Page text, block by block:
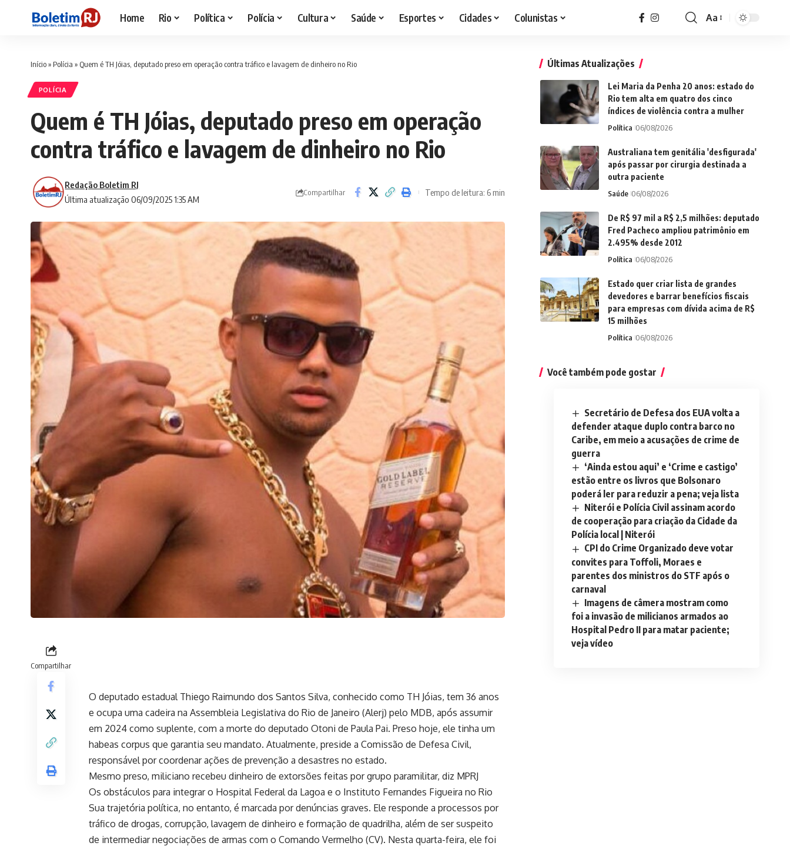
Home Rio Política Polícia Cultura Saúde Esportes Cidades Colunistas
Font
Aa
Início» Polícia » Quem é TH Jóias, deputado preso em operação contra tráfico e lavagem de dinheiro no Rio
POLÍCIA
Quem é TH Jóias, deputado preso em operação
contra tráfico e lavagem de dinheiro no Rio
Última atualização 06/09/2025 1:35 AM
Redação Boletim RJ
Compartilhar Tempo de leitura: 6 min
Compartilhar
O deputado estadual Thiego Raimundo dos Santos Silva, conhecido como TH Jóias, tem 36 anos
e ocupa uma cadeira na Assembleia Legislativa do Rio de Janeiro (Alerj) pelo MDB, após assumir
em 2024 como suplente, com a morte do deputado Otoni de Paula Pai. Preso hoje, ele tinha um
habeas corpus que garantia seu mandato. Atualmente, preside a Comissão de Defesa Civil,
responsável por coordenar ações de prevenção a desastres no estado.
Mesmo preso, miliciano recebeu dinheiro de extorsões feitas por grupo paramilitar, diz MPRJ
Os obstáculos para integrar o Hospital Federal da Lagoa e o Instituto Fernandes Figueira no Rio
Sua trajetória política, no entanto, é marcada por denúncias graves. Ele responde a processos por
tráfico de drogas, corrupção, lavagem de dinheiro e formação de quadrilha, além de ser suspeito
de intermediar negociações de armas com o Comando Vermelho (CV). Nesta quarta-feira, ele foi
Últimas Atualizações
Lei Maria da Penha 20 anos: estado do
Rio tem alta em quatro dos cinco
índices de violência contra a mulher
Política 06/08/2026
Australiana tem genitália 'desfigurada'
após passar por cirurgia destinada a
outra paciente
Saúde 06/08/2026
De R$ 97 mil a R$ 2,5 milhões: deputado
Fred Pacheco ampliou patrimônio em
2.495% desde 2012
Política 06/08/2026
Estado quer criar lista de grandes
devedores e barrar benefícios fiscais
para empresas com dívida acima de R$
15 milhões
Política 06/08/2026
Você também pode gostar
Secretário de Defesa dos EUA volta a
defender ataque duplo contra barco no
Caribe, em meio a acusações de crime de
guerra
‘Ainda estou aqui’ e ‘Crime e castigo’
estão entre os livros que Bolsonaro
poderá ler para reduzir a pena; veja lista
Niterói e Polícia Civil assinam acordo
de cooperação para criação da Cidade da
Polícia local | Niterói
CPI do Crime Organizado deve votar
convites para Toffoli, Moraes e
parentes dos ministros do STF após o
carnaval
Imagens de câmera mostram como
foi a invasão de milicianos armados ao
Hospital Pedro II para matar paciente;
veja vídeo